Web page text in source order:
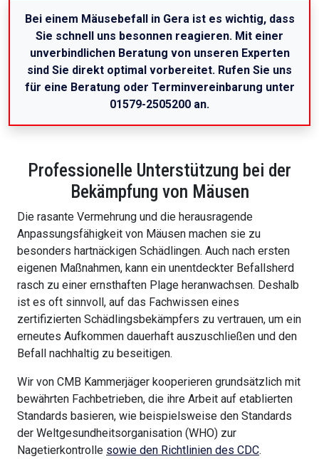
Bei einem Mäusebefall in Gera ist es wichtig, dass
Sie schnell uns besonnen reagieren. Mit einer
unverbindlichen Beratung von unseren Experten
sind Sie direkt optimal vorbereitet. Rufen Sie uns
für eine Beratung oder Terminvereinbarung unter
01579-2505200 an.
Professionelle Unterstützung bei der
Bekämpfung von Mäusen
Die rasante Vermehrung und die herausragende
Anpassungsfähigkeit von Mäusen machen sie zu
besonders hartnäckigen Schädlingen. Auch nach ersten
eigenen Maßnahmen, kann ein unentdeckter Befallsherd
rasch zu einer ernsthaften Plage heranwachsen. Deshalb
ist es oft sinnvoll, auf das Fachwissen eines
zertifizierten Schädlingsbekämpfers zu vertrauen, um ein
erneutes Aufkommen dauerhaft auszuschließen und den
Befall nachhaltig zu beseitigen.
Wir von CMB Kammerjäger kooperieren grundsätzlich mit
bewährten Fachbetrieben, die ihre Arbeit auf etablierten
Standards basieren, wie beispielsweise den Standards
der Weltgesundheitsorganisation (WHO) zur
Nagetierkontrolle sowie den Richtlinien des CDC.